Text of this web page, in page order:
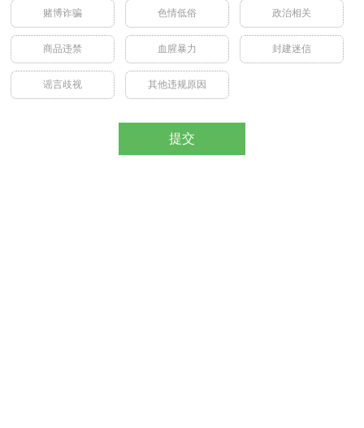
赌博诈骗 色情低俗 政治相关
商品违禁 血腥暴力 封建迷信
谣言歧视 其他违规原因
提交